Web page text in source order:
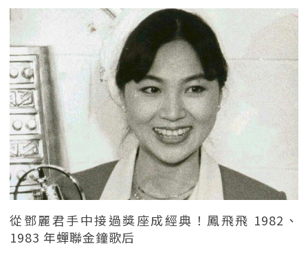
從鄧麗君手中接過獎座成經典！鳳飛飛 1982、
1983 年蟬聯金鐘歌后